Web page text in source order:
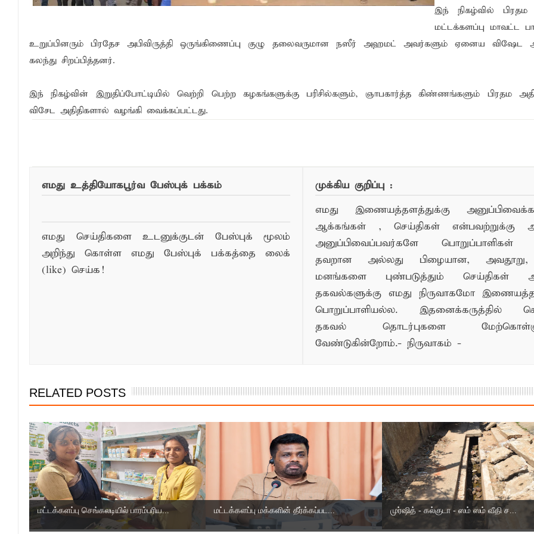
தென்கிழக்குப் பல்கலைக்கழக ஊழியர் சங்கத்தின் புதிய செயலாளராக நாபி எம். முஸ்னி பதவியேற்பு
வியப்பில் ஆழ்த்தும் விபூதி மலை! – கதிர்காமத்தின் மறைந்திருக்கும் அதிசயம்
சாய்ந்தமருது லீடர் அஸ்ரப் வித்தியாலயத்தில் சுற்றாடல் சார் செயற்பாட்டு முகாம்
இந் நிகழ்வில் பிரதம
மட்டக்களப்பு மாவட்ட
உறுப்பினரும் பிரதேச அபிவிருத்தி ஒருங்கிணைப்பு குழு தலைவருமான நஸீர் அஹமட் அவர்களும் ஏனைய விஷேட
கலந்து சிறப்பித்தனர்.
இந் நிகழ்வின் இறுதிப்போட்டியில் வெற்றி பெற்ற கழகங்களுக்கு பரிசில்களும், ஞாபகார்த்த கிண்ணங்களும் பிரதம
விசேட அதிதிகளால் வழங்கி வைக்கப்பட்டது.
எமது உத்தியோகபூர்வ பேஸ்புக் பக்கம்
எமது செய்திகளை உடனுக்குடன் பேஸ்புக் மூலம்
அறிந்து கொள்ள எமது பேஸ்புக் பக்கத்தை லைக்
(like) செய்க!
முக்கிய குறிப்பு :
எமது இணையத்தளத்துக்கு
ஆக்கங்கள் , செய்திகள் என்பவற்றுக்கு
அனுப்பிவைப்பவர்களே பொறுப்பாளிகள்
தவறான அல்லது பிழையான, அவதூறு,
மனங்களை புண்படுத்தும் செய்திகள்
தகவல்களுக்கு எமது நிருவாகமோ
பொறுப்பாளியல்ல. இதனைக்கருத்தில்
தகவல் தொடர்புகளை
வேண்டுகின்றோம்.- நிருவாகம் -
RELATED POSTS
மட்டக்களப்பு செங்கலடியில் பாரம்பரிய... மட்டக்களப்பு மக்களின் தீர்க்கப்பட... முர்ஷித் - கல்குடா - ஸம் ஸம் வீதி ச...